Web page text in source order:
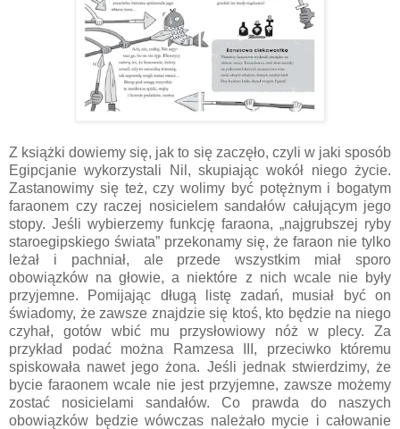
Z książki dowiemy się, jak to się zaczęło, czyli w jaki sposób
Egipcjanie wykorzystali Nil, skupiając wokół niego życie.
Zastanowimy się też, czy wolimy być potężnym i bogatym
faraonem czy raczej nosicielem sandałów całującym jego
stopy. Jeśli wybierzemy funkcję faraona, „najgrubszej ryby
staroegipskiego świata” przekonamy się, że faraon nie tylko
leżał i pachniał, ale przede wszystkim miał sporo
obowiązków na głowie, a niektóre z nich wcale nie były
przyjemne. Pomijając długą listę zadań, musiał być on
świadomy, że zawsze znajdzie się ktoś, kto będzie na niego
czyhał, gotów wbić mu przysłowiowy nóż w plecy. Za
przykład podać można Ramzesa III, przeciwko któremu
spiskowała nawet jego żona. Jeśli jednak stwierdzimy, że
bycie faraonem wcale nie jest przyjemne, zawsze możemy
zostać nosicielami sandałów. Co prawda do naszych
obowiązków będzie wówczas należało mycie i całowanie